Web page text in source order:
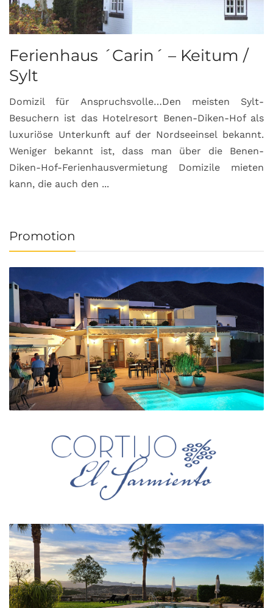
Ferienhaus ´Carin´ – Keitum /
Sylt
Domizil für Anspruchsvolle…Den meisten Sylt-
Besuchern ist das Hotelresort Benen-Diken-Hof als
luxuriöse Unterkunft auf der Nordseeinsel bekannt.
Weniger bekannt ist, dass man über die Benen-
Diken-Hof-Ferienhausvermietung Domizile mieten
kann, die auch den ...
Promotion